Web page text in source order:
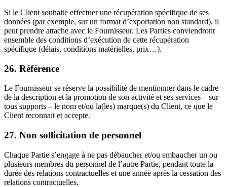
Si le Client souhaite effectuer une récupération spécifique de ses
données (par exemple, sur un format d’exportation non standard), il
peut prendre attache avec le Fournisseur. Les Parties conviendront
ensemble des conditions d’exécution de cette récupération
spécifique (délais, conditions matérielles, prix…).
26. Référence
Le Fournisseur se réserve la possibilité de mentionner dans le cadre
de la description et la promotion de son activité et ses services – sur
tous supports – le nom et/ou la(les) marque(s) du Client, ce que le
Client reconnait et accepte.
27. Non sollicitation de personnel
Chaque Partie s’engage à ne pas débaucher et/ou embaucher un ou
plusieurs membres du personnel de l’autre Partie, pendant toute la
durée des relations contractuelles et une année après la cessation des
relations contractuelles.